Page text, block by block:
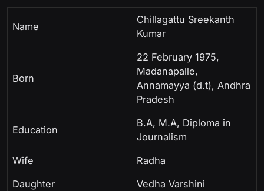
Name
Chillagattu Sreekanth
Kumar
Born
22 February 1975,
Madanapalle,
Annamayya (d.t), Andhra
Pradesh
Education
B.A, M.A, Diploma in
Journalism
Wife
Radha
Daughter
Vedha Varshini